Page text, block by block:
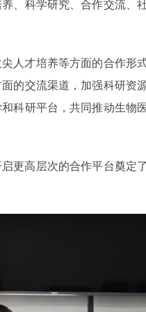
、科学研究、合作交流、
人才培养等方面的合作形
的交流渠道，加强科研资
科研平台，共同推动生物
更高层次的合作平台奠定